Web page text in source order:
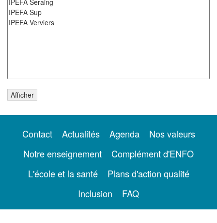
Contact Actualités Agenda
Nos valeurs
Notre enseignement
Complément d'ENFO
L'école et la santé
Plans d'action qualité
Inclusion
FAQ